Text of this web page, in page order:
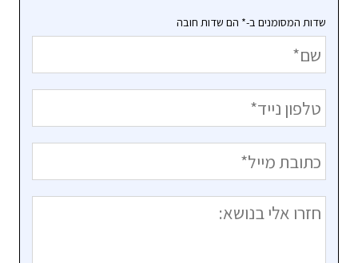
שדות המסומנים ב-* הם שדות חובה